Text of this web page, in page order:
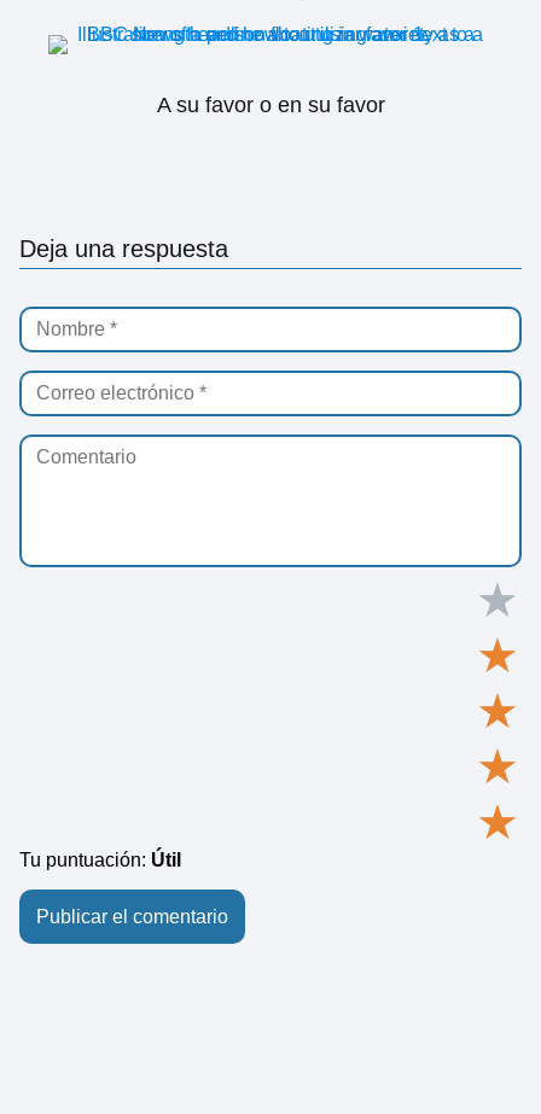
A su favor o en su favor
Deja una respuesta
★
★
★
★
★
Tu puntuación: Útil